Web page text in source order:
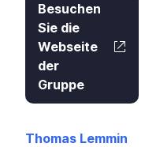
Besuchen
Sie die
Webseite
der
Gruppe
Thomas Lemmin